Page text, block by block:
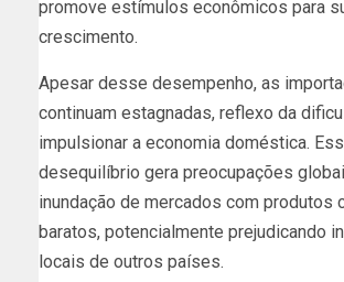
promove estímulos econômicos para
crescimento.
Apesar desse desempenho, as
continuam estagnadas, reflexo da
impulsionar a economia doméstica.
desequilíbrio gera preocupações
inundação de mercados com produtos
baratos, potencialmente prejudicando
locais de outros países.